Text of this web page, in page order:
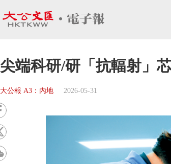
尖端科研/研「抗輻射」
大公報 A3：內地 2026-05-31